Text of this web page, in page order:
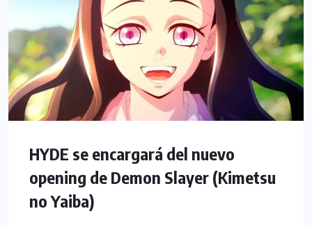
HYDE se encargará del nuevo
opening de Demon Slayer (Kimetsu
no Yaiba)